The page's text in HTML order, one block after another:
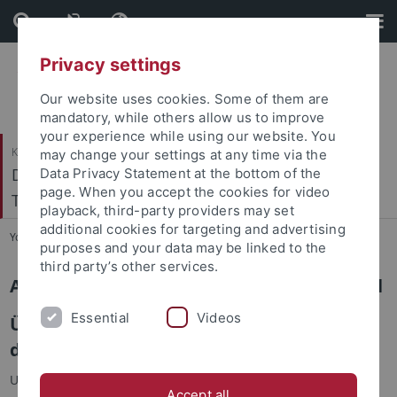
Skip
to
content
Skip
to
footer
Katholisch-Theologische Fakultät
Dogmatik, Dogmengeschichte und Ökumenische
Theologie
You are here: Startseite ... Aktuelles
Aktuelles vom und rund um den Lehrstuhl
Übung: Theologie trifft Oper – Gespräche
der Karmelitinnen (F. Poulencs)
Unter der Leitung von
Privacy settings
Our website uses cookies. Some of them are
mandatory, while others allow us to improve
your experience while using our website. You
may change your settings at any time via the
Data Privacy Statement at the bottom of the
page. When you accept the cookies for video
playback, third-party providers may set
additional cookies for targeting and advertising
purposes and your data may be linked to the
third party’s other services.
Essential Videos